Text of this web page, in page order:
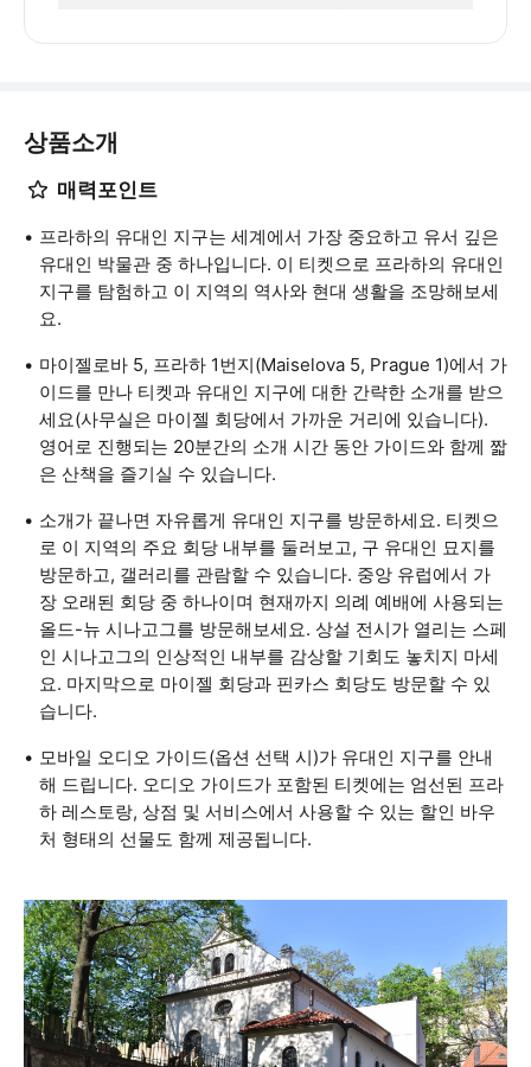
상품소개
매력포인트
프라하의 유대인 지구는 세계에서 가장 중요하고 유서 깊은
유대인 박물관 중 하나입니다. 이 티켓으로 프라하의 유대인
지구를 탐험하고 이 지역의 역사와 현대 생활을 조망해보세
요.
마이젤로바 5, 프라하 1번지(Maiselova 5, Prague 1)에서 가
이드를 만나 티켓과 유대인 지구에 대한 간략한 소개를 받으
세요(사무실은 마이젤 회당에서 가까운 거리에 있습니다).
영어로 진행되는 20분간의 소개 시간 동안 가이드와 함께 짧
은 산책을 즐기실 수 있습니다.
소개가 끝나면 자유롭게 유대인 지구를 방문하세요. 티켓으
로 이 지역의 주요 회당 내부를 둘러보고, 구 유대인 묘지를
방문하고, 갤러리를 관람할 수 있습니다. 중앙 유럽에서 가
장 오래된 회당 중 하나이며 현재까지 의례 예배에 사용되는
올드-뉴 시나고그를 방문해보세요. 상설 전시가 열리는 스페
인 시나고그의 인상적인 내부를 감상할 기회도 놓치지 마세
요. 마지막으로 마이젤 회당과 핀카스 회당도 방문할 수 있
습니다.
모바일 오디오 가이드(옵션 선택 시)가 유대인 지구를 안내
해 드립니다. 오디오 가이드가 포함된 티켓에는 엄선된 프라
하 레스토랑, 상점 및 서비스에서 사용할 수 있는 할인 바우
처 형태의 선물도 함께 제공됩니다.